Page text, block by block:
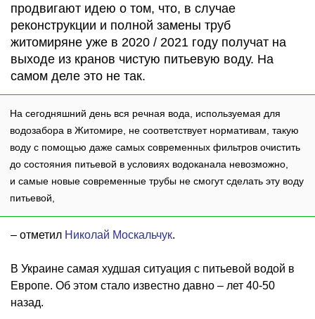
продвигают идею о том, что, в случае
реконструкции и полной замены труб
житомиряне уже в 2020 / 2021 году получат на
выходе из кранов чистую питьевую воду. На
самом деле это не так.
На сегодняшний день вся речная вода, используемая для
водозабора в Житомире, не соответствует нормативам, такую
воду с помощью даже самых современных фильтров очистить
до состояния питьевой в условиях водоканала невозможно,
и самые новые современные трубы не смогут сделать эту воду
питьевой,
– отметил Николай Москальчук.
В Украине самая худшая ситуация с питьевой водой в
Европе. Об этом стало известно давно – лет 40-50
назад.